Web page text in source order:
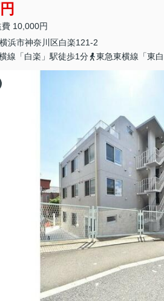
10,000円
横浜市神奈川区白楽121-2
線「白楽」駅徒歩1分
東急東横線「東